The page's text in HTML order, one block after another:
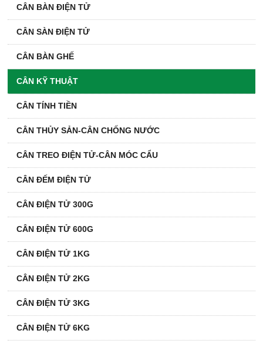
CÂN BÀN ĐIỆN TỬ
CÂN SÀN ĐIỆN TỬ
CÂN BÀN GHẾ
CÂN KỸ THUẬT
CÂN TÍNH TIỀN
CÂN THỦY SẢN-CÂN CHỐNG NƯỚC
CÂN TREO ĐIỆN TỬ-CÂN MÓC CẨU
CÂN ĐẾM ĐIỆN TỬ
CÂN ĐIỆN TỬ 300G
CÂN ĐIỆN TỬ 600G
CÂN ĐIỆN TỬ 1KG
CÂN ĐIỆN TỬ 2KG
CÂN ĐIỆN TỬ 3KG
CÂN ĐIỆN TỬ 6KG